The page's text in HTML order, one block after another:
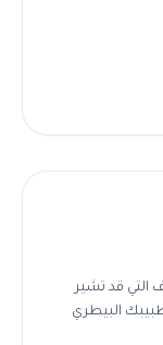
التي قد تشير
البيطري